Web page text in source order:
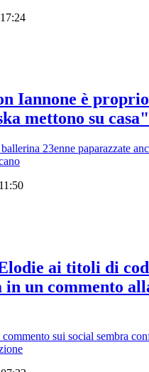
Iannone è
mettono su casa"
23enne paparazzate
ai titoli di
in un commento
sui social sembra